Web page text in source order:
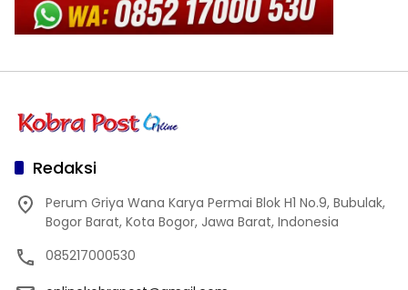
Redaksi
Perum Griya Wana Karya Permai Blok H1 No.9, Bubulak,
Bogor Barat, Kota Bogor, Jawa Barat, Indonesia
085217000530